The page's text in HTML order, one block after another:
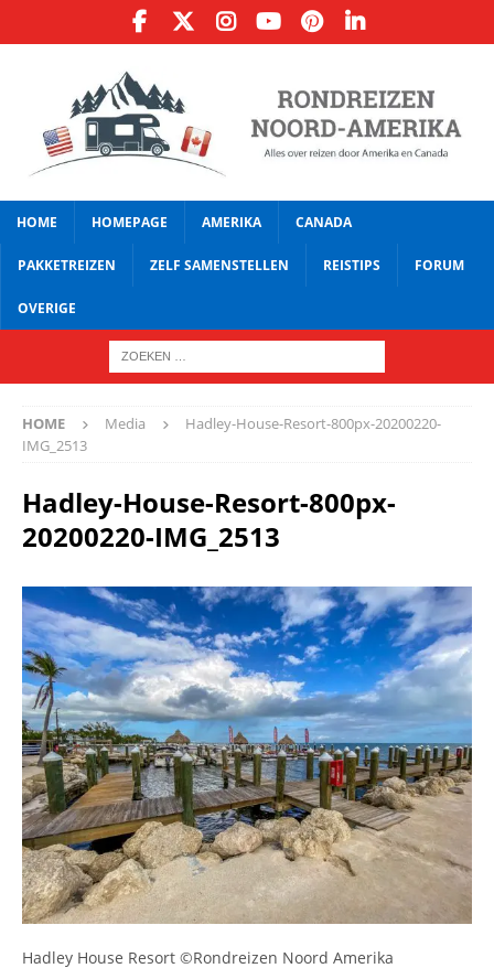
HOME HOMEPAGE AMERIKA CANADA
PAKKETREIZEN ZELF SAMENSTELLEN REISTIPS FORUM
OVERIGE
HOME Media
Hadley-House-Resort-800px-20200220-
IMG_2513
Hadley-House-Resort-800px-
20200220-IMG_2513
Hadley House Resort ©Rondreizen Noord Amerika